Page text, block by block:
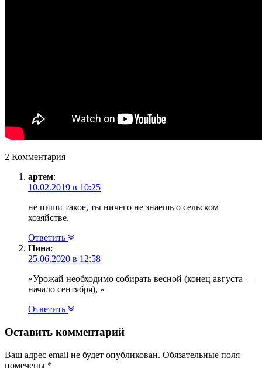
2 Комментария
артем:
10.02.2019 в 10:25
не пиши такое, ты ничего не знаешь о сельском
хозяйстве.
Ответить
Нина:
25.06.2020 в 12:58
«Урожай необходимо собирать весной (конец августа —
начало сентября), «
Ответить
Оставить комментарий
Ваш адрес email не будет опубликован. Обязательные поля
помечены *